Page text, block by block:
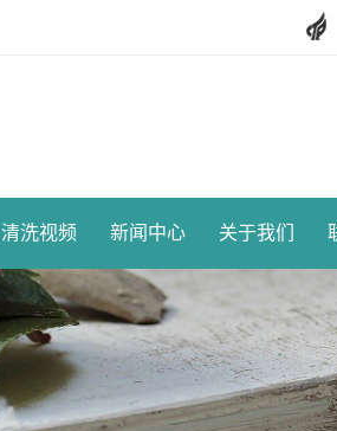
清洗视频 新闻中心 关于我们